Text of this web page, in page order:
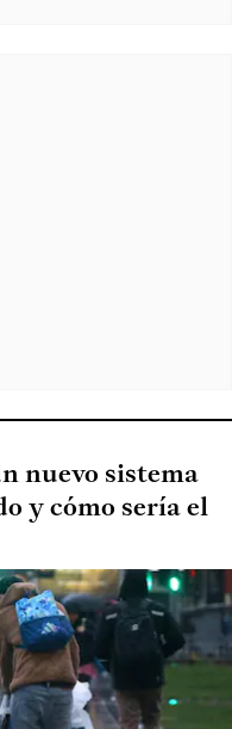
nuevo sistema
y cómo sería el